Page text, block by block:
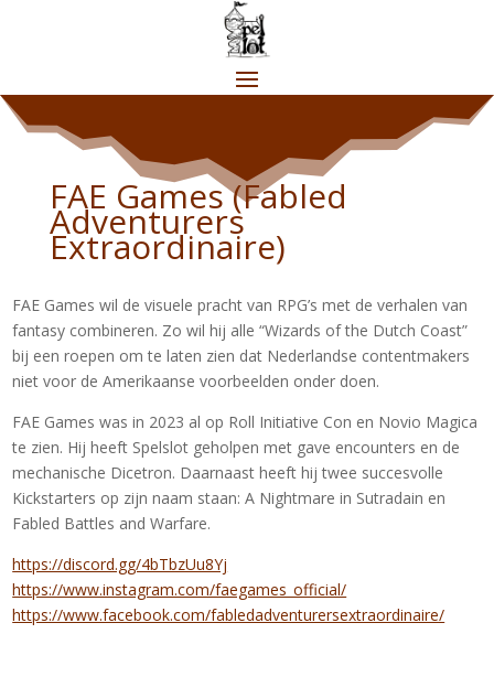
FAE Games (Fabled
Adventurers
Extraordinaire)
FAE Games wil de visuele pracht van RPG’s met de verhalen van
fantasy combineren. Zo wil hij alle “Wizards of the Dutch Coast”
bij een roepen om te laten zien dat Nederlandse contentmakers
niet voor de Amerikaanse voorbeelden onder doen.
FAE Games was in 2023 al op Roll Initiative Con en Novio Magica
te zien. Hij heeft Spelslot geholpen met gave encounters en de
mechanische Dicetron. Daarnaast heeft hij twee succesvolle
Kickstarters op zijn naam staan: A Nightmare in Sutradain en
Fabled Battles and Warfare.
https://discord.gg/4bTbzUu8Yj
https://www.instagram.com/faegames_official/
https://www.facebook.com/fabledadventurersextraordinaire/